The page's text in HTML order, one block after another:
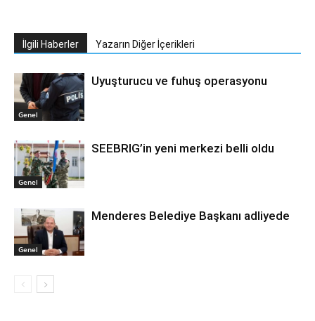
İlgili Haberler Yazarın Diğer İçerikleri
Genel
Uyuşturucu ve fuhuş operasyonu
Genel
SEEBRIG’in yeni merkezi belli oldu
Genel
Menderes Belediye Başkanı adliyede